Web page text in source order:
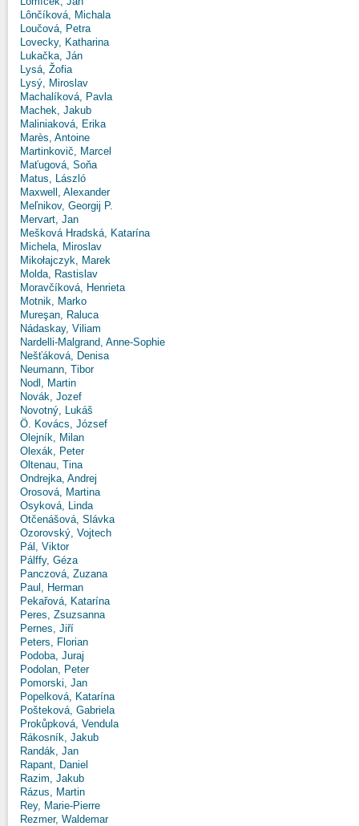
Lônčíková, Michala
Loučová, Petra
Lovecky, Katharina
Lukačka, Ján
Lysá, Žofia
Lysý, Miroslav
Machalíková, Pavla
Machek, Jakub
Maliniaková, Erika
Marès, Antoine
Martinkovič, Marcel
Maťugová, Soňa
Matus, László
Maxwell, Alexander
Meľnikov, Georgij P.
Mervart, Jan
Mešková Hradská, Katarína
Michela, Miroslav
Mikołajczyk, Marek
Molda, Rastislav
Moravčíková, Henrieta
Motnik, Marko
Mureşan, Raluca
Nádaskay, Viliam
Nardelli-Malgrand, Anne-Sophie
Nešťáková, Denisa
Neumann, Tibor
Nodl, Martin
Novák, Jozef
Novotný, Lukáš
Ö. Kovács, József
Olejník, Milan
Olexák, Peter
Oltenau, Tina
Ondrejka, Andrej
Orosová, Martina
Osyková, Linda
Otčenášová, Slávka
Ozorovský, Vojtech
Pál, Viktor
Pálffy, Géza
Panczová, Zuzana
Paul, Herman
Pekařová, Katarína
Peres, Zsuzsanna
Pernes, Jiří
Peters, Florian
Podoba, Juraj
Podolan, Peter
Pomorski, Jan
Popelková, Katarína
Pošteková, Gabriela
Prokůpková, Vendula
Rákosník, Jakub
Randák, Jan
Rapant, Daniel
Razim, Jakub
Rázus, Martin
Rey, Marie-Pierre
Rezmer, Waldemar